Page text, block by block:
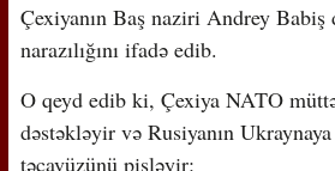
Çexiyanın Baş naziri Andrey Babiş
narazılığını ifadə edib.
O qeyd edib ki, Çexiya NATO
dəstəkləyir və Rusiyanın
təcavüzünü pisləyir: